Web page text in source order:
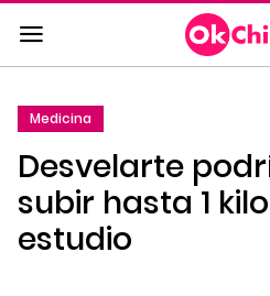
Saltar
al
contenido
la
navegación
principal
Medicina
Desvelarte
subir hasta 1
estudio